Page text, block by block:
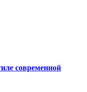
современной